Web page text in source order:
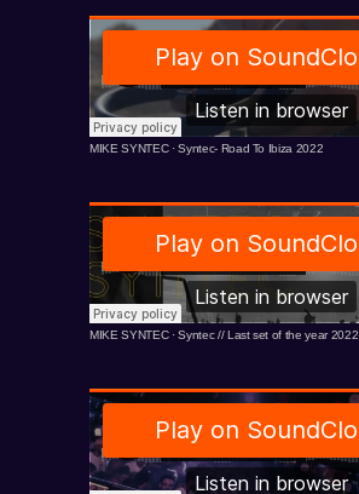
MIKE SYNTEC·Syntec- Road To Ibiza 2022
MIKE SYNTEC·Syntec // Last set of the year 2022